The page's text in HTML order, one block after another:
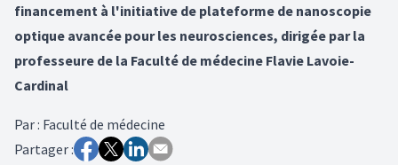
financement à l'initiative de plateforme de nanoscopie
optique avancée pour les neurosciences, dirigée par la
professeure de la Faculté de médecine Flavie Lavoie-
Cardinal
Par: Faculté de médecine
Partager :